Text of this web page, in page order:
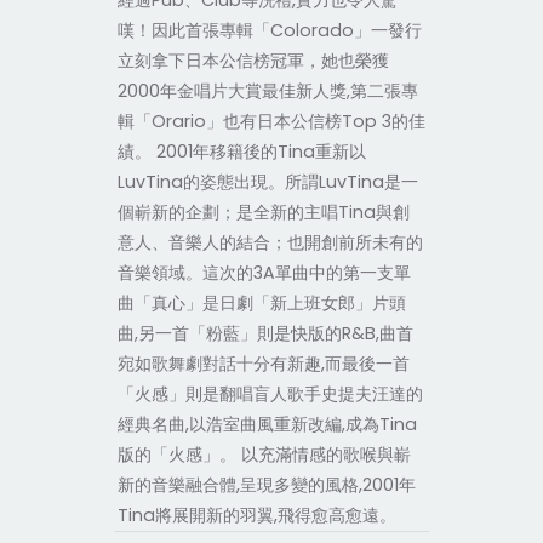
嘆！因此首張專輯「Colorado」一發行
立刻拿下日本公信榜冠軍，她也榮獲
2000年金唱片大賞最佳新人獎,第二張專
輯「Orario」也有日本公信榜Top 3的佳
績。 2001年移籍後的Tina重新以
LuvTina的姿態出現。所謂LuvTina是一
個嶄新的企劃；是全新的主唱Tina與創
意人、音樂人的結合；也開創前所未有的
音樂領域。這次的3A單曲中的第一支單
曲「真心」是日劇「新上班女郎」片頭
曲,另一首「粉藍」則是快版的R&B,曲首
宛如歌舞劇對話十分有新趣,而最後一首
「火感」則是翻唱盲人歌手史提夫汪達的
經典名曲,以浩室曲風重新改編,成為Tina
版的「火感」。 以充滿情感的歌喉與嶄
新的音樂融合體,呈現多變的風格,2001年
Tina將展開新的羽翼,飛得愈高愈遠。